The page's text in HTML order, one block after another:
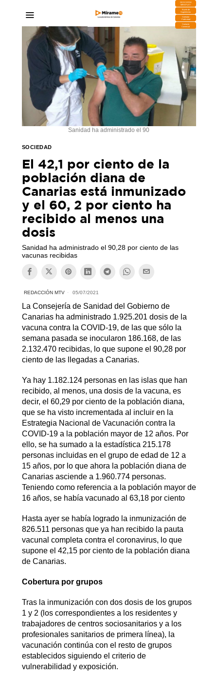
DESCARGA
MIRAPLAY
Buzón de
Sugerencias
Contratar
Publicidad
Contacto
Comercial
Sanidad ha administrado el 90
SOCIEDAD
El 42,1 por ciento de la
población diana de
Canarias está inmunizado
y el 60, 2 por ciento ha
recibido al menos una
dosis
Sanidad ha administrado el 90,28 por ciento de las
vacunas recibidas
REDACCIÓN MTV 05/07/2021
La Consejería de Sanidad del Gobierno de
Canarias ha administrado 1.925.201 dosis de la
vacuna contra la COVID-19, de las que sólo la
semana pasada se inocularon 186.168, de las
2.132.470 recibidas, lo que supone el 90,28 por
ciento de las llegadas a Canarias.
Ya hay 1.182.124 personas en las islas que han
recibido, al menos, una dosis de la vacuna, es
decir, el 60,29 por ciento de la población diana,
que se ha visto incrementada al incluir en la
Estrategia Nacional de Vacunación contra la
COVID-19 a la población mayor de 12 años. Por
ello, se ha sumado a la estadística 215.178
personas incluidas en el grupo de edad de 12 a
15 años, por lo que ahora la población diana de
Canarias asciende a 1.960.774 personas.
Teniendo como referencia a la población mayor de
16 años, se había vacunado al 63,18 por ciento
Hasta ayer se había logrado la inmunización de
826.511 personas que ya han recibido la pauta
vacunal completa contra el coronavirus, lo que
supone el 42,15 por ciento de la población diana
de Canarias.
Cobertura por grupos
Tras la inmunización con dos dosis de los grupos
1 y 2 (los correspondientes a los residentes y
trabajadores de centros sociosanitarios y a los
profesionales sanitarios de primera línea), la
vacunación continúa con el resto de grupos
establecidos siguiendo el criterio de
vulnerabilidad y exposición.